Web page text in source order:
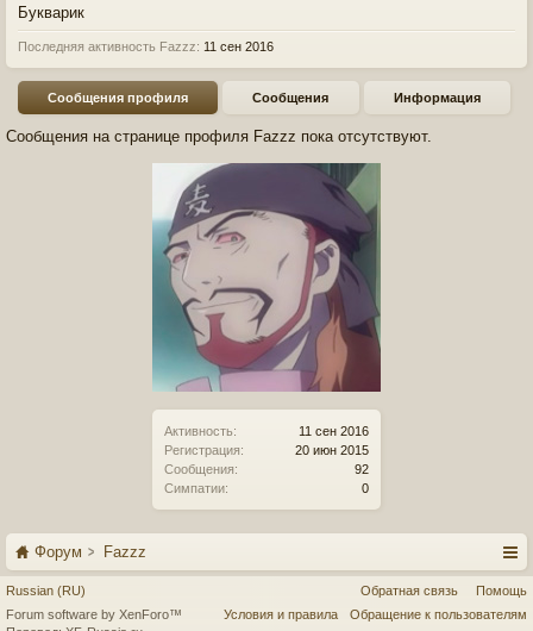
Активность:
11 сен 2016
Регистрация:
20 июн 2015
Сообщения:
92
Симпатии:
0
Букварик
Последняя активность Fazzz: 11 сен 2016
Сообщения профиля Сообщения Информация
Сообщения на странице профиля Fazzz пока отсутствуют.
Форум Fazzz
Russian (RU) Обратная связь
Помощь
Условия и правила
Обращение к пользователям
Forum software by XenForo™